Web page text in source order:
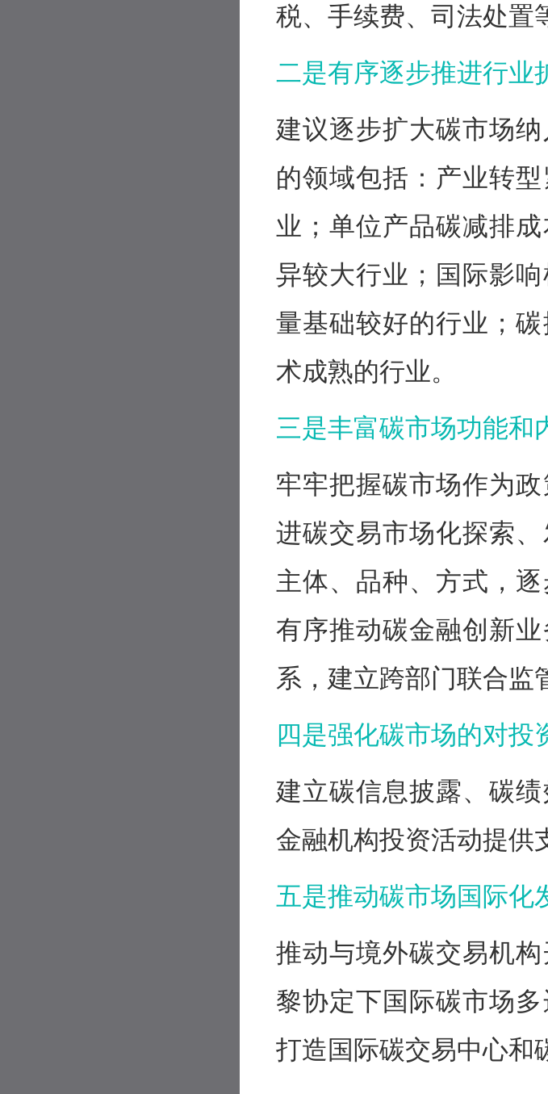
税、手续费、司法处置
二是有序逐步推进行业
建议逐步扩大碳市场
的领域包括：产业转
业；单位产品碳减排
异较大行业；国际影
量基础较好的行业；
术成熟的行业。
三是丰富碳市场功能和
牢牢把握碳市场作为
进碳交易市场化探索
主体、品种、方式，逐
有序推动碳金融创新
系，建立跨部门联合监
四是强化碳市场的对投
建立碳信息披露、碳
金融机构投资活动提供
五是推动碳市场国际化
推动与境外碳交易机
黎协定下国际碳市场
打造国际碳交易中心和